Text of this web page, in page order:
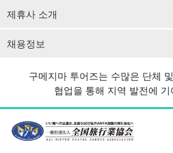
제휴사 소개
채용정보
구메지마 투어즈는 수많은 단체
협업을 통해 지역 발전에